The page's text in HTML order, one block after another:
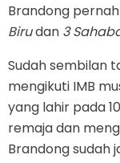
Brandong
Birudan 3
Sudah sembilan
mengikuti IMB
yang lahir pada
remaja dan
Brandong sudah